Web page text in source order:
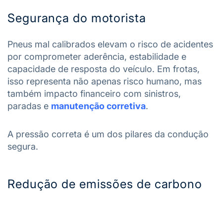
Segurança do motorista
Pneus mal calibrados elevam o risco de acidentes
por comprometer aderência, estabilidade e
capacidade de resposta do veículo. Em frotas,
isso representa não apenas risco humano, mas
também impacto financeiro com sinistros,
paradas e manutenção corretiva.
A pressão correta é um dos pilares da condução
segura.
Redução de emissões de carbono